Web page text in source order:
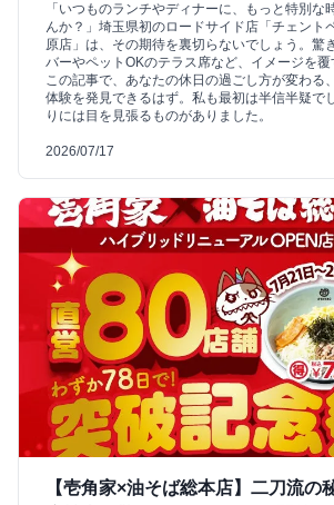
「いつものランチやディナーに、もっと特別な
んか？」埼玉県初のロードサイド店「チェント
原店」は、その期待を裏切らないでしょう。驚
バーやペットOKのテラス席など、イメージを覆
この記事で、あなたの休日の過ごし方が変わる
体験を発見できるはず。私も最初は半信半疑で
りには目を見張るものがありました。
2026/07/17
【壱角家×油そば総本店】二刀流の